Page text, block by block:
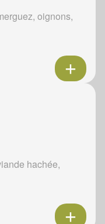
oignons,
hachée,